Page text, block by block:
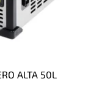
ALTA 50L